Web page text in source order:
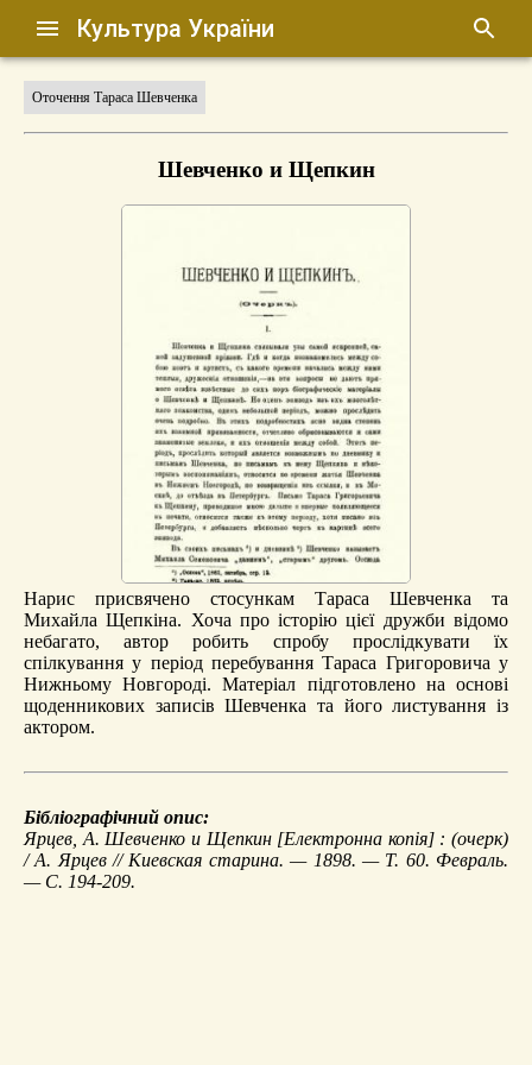
Культура України
Оточення Тараса Шевченка
Шевченко и Щепкин
Нарис присвячено стосункам Тараса Шевченка та
Михайла Щепкіна. Хоча про історію цієї дружби відомо
небагато, автор робить спробу прослідкувати їх
спілкування у період перебування Тараса Григоровича у
Нижньому Новгороді. Матеріал підготовлено на основі
щоденникових записів Шевченка та його листування із
актором.
Бібліографічний опис:
Ярцев, А. Шевченко и Щепкин[Електронна копія] : (очерк)
/ А. Ярцев // Киевская старина. — 1898. — Т. 60. Февраль.
— С. 194-209.